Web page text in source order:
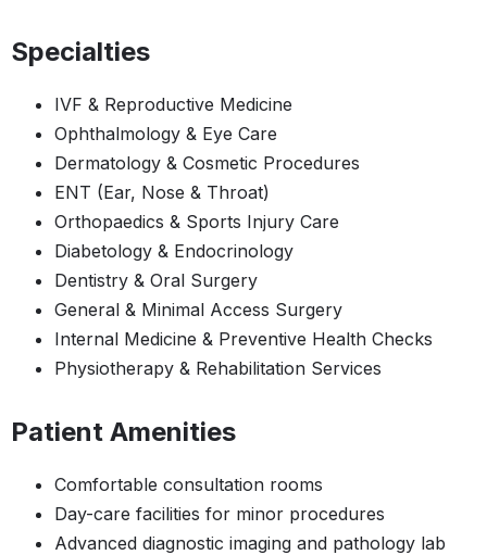
Specialties
IVF & Reproductive Medicine
Ophthalmology & Eye Care
Dermatology & Cosmetic Procedures
ENT (Ear, Nose & Throat)
Orthopaedics & Sports Injury Care
Diabetology & Endocrinology
Dentistry & Oral Surgery
General & Minimal Access Surgery
Internal Medicine & Preventive Health Checks
Physiotherapy & Rehabilitation Services
Patient Amenities
Comfortable consultation rooms
Day-care facilities for minor procedures
Advanced diagnostic imaging and pathology lab